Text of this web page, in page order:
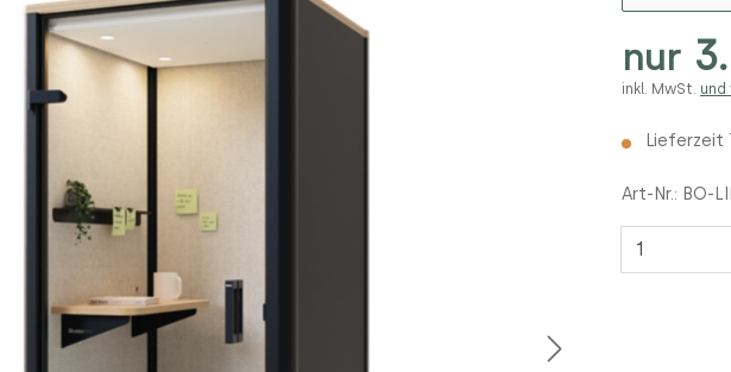
nur
inkl. MwSt.
Lieferzeit
Art-Nr.: BO-
Anzahl